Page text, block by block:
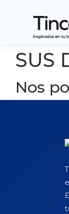
SUS
Nos